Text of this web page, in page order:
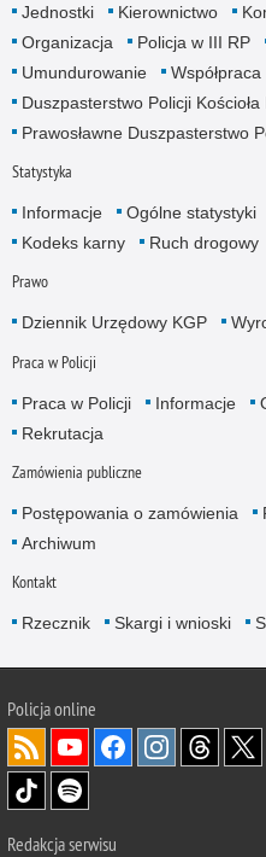
Jednostki Kierownictwo
Organizacja
Policja w III RP
Umundurowanie
Duszpasterstwo Policji
Prawosławne Duszpasterstwo
Statystyka
Informacje Ogólne statystyki
Kodeks karny
Ruch drogowy
Prawo
Dziennik Urzędowy KGP
Praca w Policji
Praca w Policji Informacje
Rekrutacja
Zamówienia publiczne
Postępowania o zamówienia
Archiwum
Kontakt
Rzecznik Skargi i wnioski
Policjaonline
Redakcja serwisu